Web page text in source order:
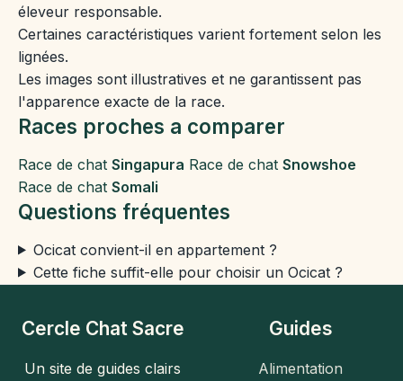
éleveur responsable.
Certaines caractéristiques varient fortement selon les
lignées.
Les images sont illustratives et ne garantissent pas
l'apparence exacte de la race.
Races proches a comparer
Race de chat Singapura Race de chat Snowshoe
Race de chat Somali
Questions fréquentes
Ocicat convient-il en appartement ?
Cette fiche suffit-elle pour choisir un Ocicat ?
Cercle Chat Sacre
Un site de guides clairs
Guides
Alimentation